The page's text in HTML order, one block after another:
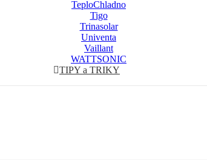
TeploChladno
Tigo
Trinasolar
Univenta
Vaillant
WATTSONIC
TIPY a TRIKY